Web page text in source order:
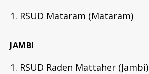
RSUD Mataram (Mataram)
JAMBI
RSUD Raden Mattaher (Jambi)